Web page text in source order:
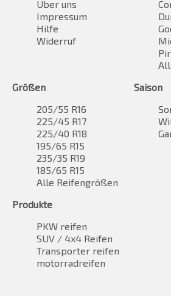
Über uns
Impressum
Hilfe
Widerruf
Größen
205/55 R16
225/45 R17
225/40 R18
195/65 R15
235/35 R19
185/65 R15
Alle Reifengrößen
Saison
Produkte
PKW reifen
SUV / 4x4 Reifen
Transporter reifen
motorradreifen